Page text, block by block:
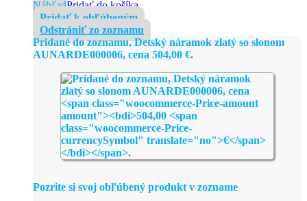
NáhľadPridať do košíka
Pridať k obľúbeným
Odstrániť zo zoznamu
Pridané do zoznamu, Detský náramok zlatý so slonom
AUNARDE000006, cena 504,00 €.
Pozrite si svoj obľúbený produkt v zozname